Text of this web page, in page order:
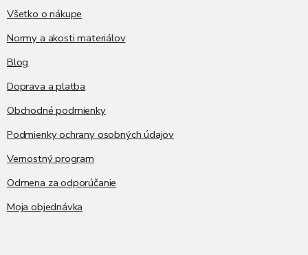
Všetko o nákupe
Normy a akosti materiálov
Blog
Doprava a platba
Obchodné podmienky
Podmienky ochrany osobných údajov
Vernostný program
Odmena za odporúčanie
Moja objednávka